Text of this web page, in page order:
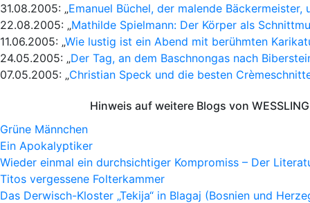
31.08.2005: „Emanuel Büchel, der malende Bäckermeister,
22.08.2005: „Mathilde Spielmann: Der Körper als
11.06.2005: „Wie lustig ist ein Abend mit berühmten
24.05.2005: „Der Tag, an dem Baschnongas nach
07.05.2005: „Christian Speck und die besten
Hinweis auf weitere Blogs von
Grüne Männchen
Ein Apokalyptiker
Wieder einmal ein durchsichtiger Kompromiss – Der
Titos vergessene Folterkammer
Das Derwisch-Kloster „Tekija“ in Blagaj (Bosnien und